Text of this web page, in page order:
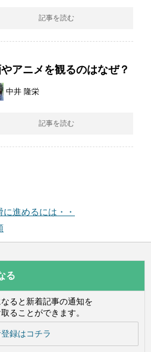
記事を読む
アニメを観るのはなぜ？
中井 隆栄
記事を読む
進めるには・・
る
ると新着記事の通知を
ることができます。
録はコチラ